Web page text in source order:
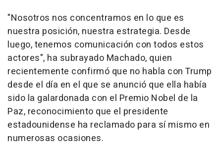
"Nosotros nos concentramos en lo que es
nuestra posición, nuestra estrategia. Desde
luego, tenemos comunicación con todos estos
actores", ha subrayado Machado, quien
recientemente confirmó que no habla con Trump
desde el día en el que se anunció que ella había
sido la galardonada con el Premio Nobel de la
Paz, reconocimiento que el presidente
estadounidense ha reclamado para sí mismo en
numerosas ocasiones.